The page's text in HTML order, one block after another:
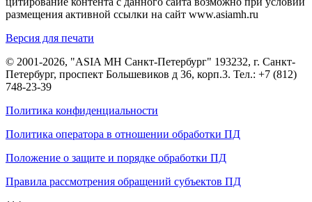
размещения активной ссылки на сайт www.asiamh.ru
Версия для печати
© 2001-2026, "ASIA MH Санкт-Петербург" 193232, г. Санкт-
Петербург, проспект Большевиков д 36, корп.3. Тел.: +7 (812)
748-23-39
Политика конфиденциальности
Политика оператора в отношении обработки ПД
Положение о защите и порядке обработки ПД
Правила рассмотрения обращений субъектов ПД